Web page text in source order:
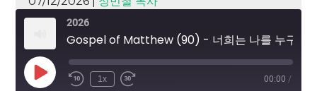
2026
Play
Episode
1x 00:00 /